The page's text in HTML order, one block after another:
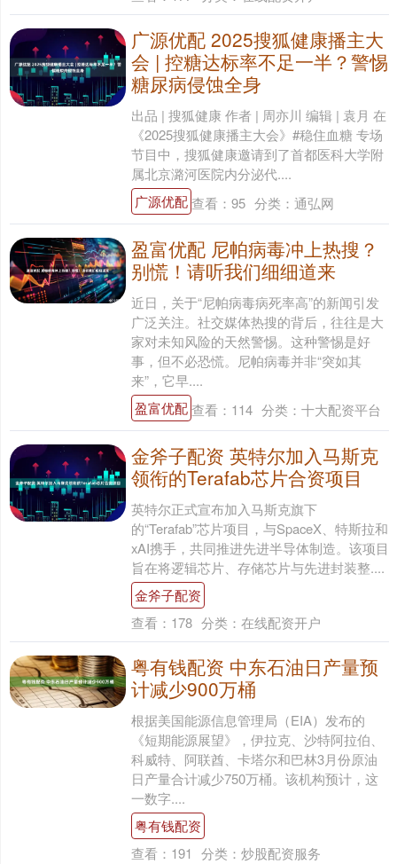
广源优配 2025搜狐健康播主大
会 | 控糖达标率不足一半？警惕
糖尿病侵蚀全身
出品 | 搜狐健康 作者 | 周亦川 编辑 | 袁月 在
《2025搜狐健康播主大会》#稳住血糖 专场
节目中，搜狐健康邀请到了首都医科大学附
属北京潞河医院内分泌代....
广源优配查看： 95 分类： 通弘网
盈富优配 尼帕病毒冲上热搜？
别慌！请听我们细细道来
近日，关于“尼帕病毒病死率高”的新闻引发
广泛关注。社交媒体热搜的背后，往往是大
家对未知风险的天然警惕。这种警惕是好
事，但不必恐慌。尼帕病毒并非“突如其
来”，它早....
盈富优配查看： 114 分类： 十大配资平台
金斧子配资 英特尔加入马斯克
领衔的Terafab芯片合资项目
英特尔正式宣布加入马斯克旗下
的“Terafab”芯片项目，与SpaceX、特斯拉和
xAI携手，共同推进先进半导体制造。该项目
旨在将逻辑芯片、存储芯片与先进封装整....
金斧子配资
查看： 178 分类： 在线配资开户
粤有钱配资 中东石油日产量预
计减少900万桶
根据美国能源信息管理局（EIA）发布的
《短期能源展望》，伊拉克、沙特阿拉伯、
科威特、阿联酋、卡塔尔和巴林3月份原油
日产量合计减少750万桶。该机构预计，这
一数字....
粤有钱配资
查看： 191 分类： 炒股配资服务